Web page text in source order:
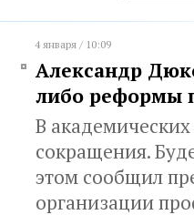
4 января / 10:09
Александр
либо реформы
В
сокращения.
этом сообщил
организации